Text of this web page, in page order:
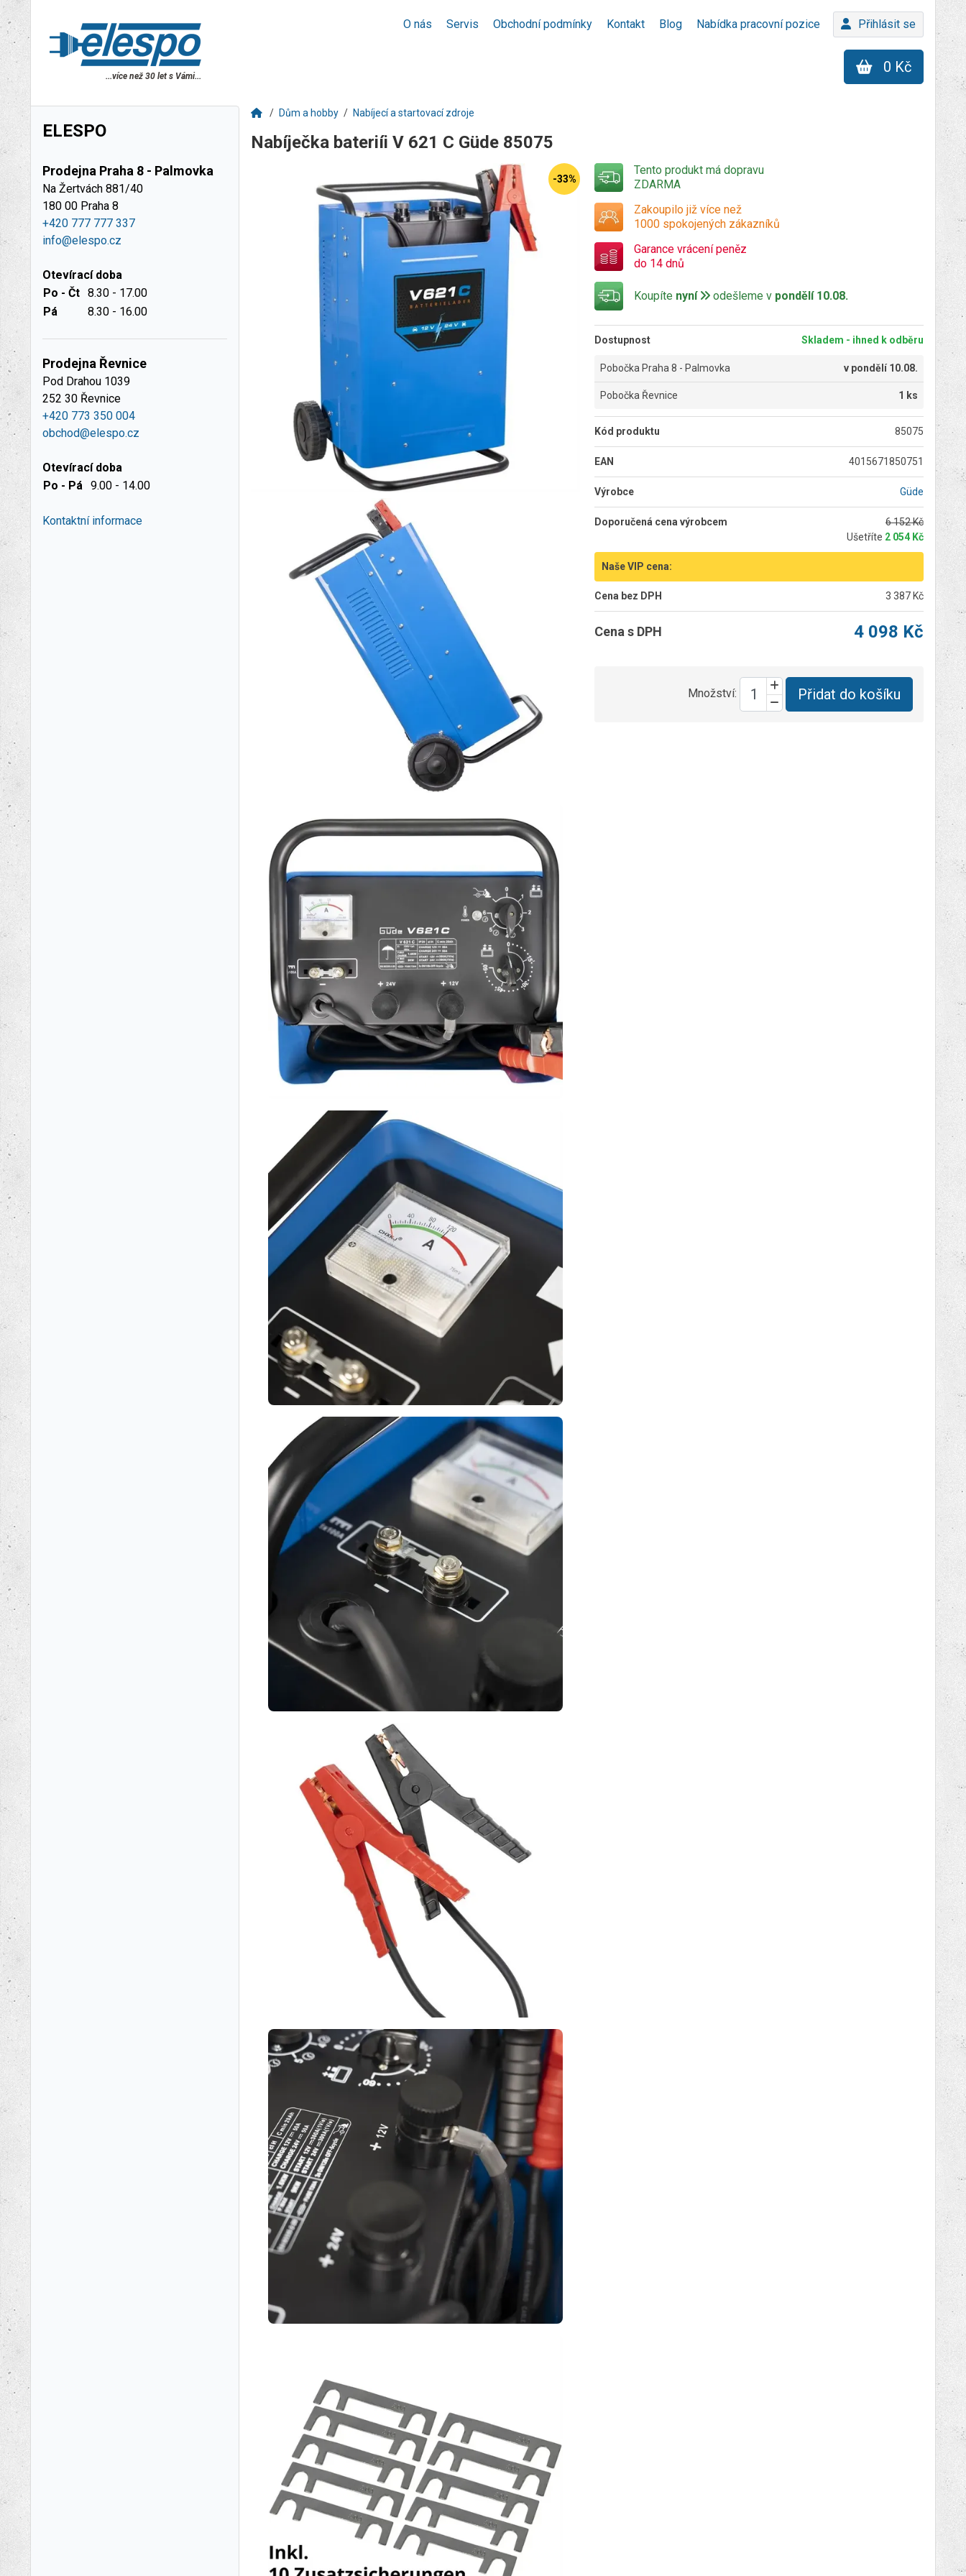
O nás Servis Obchodní podmínky Kontakt Blog Nabídka pracovní pozice Přihlásit se
...více než 30 let s Vámi...
0 Kč
ELESPO
Prodejna Praha 8 - Palmovka
Na Žertvách 881/40
180 00 Praha 8
+420 777 777 337
info@elespo.cz
Otevírací doba
Po - Čt 8.30 - 17.00
Pá
8.30 - 16.00
Prodejna Řevnice
Pod Drahou 1039
252 30 Řevnice
+420 773 350 004
obchod@elespo.cz
Otevírací doba
Po - Pá 9.00 - 14.00
Kontaktní informace
Dům a hobby Nabíjecí a startovací zdroje
Nabíječka bateriíi V 621 C Güde 85075
-33%
Tento produkt má dopravu
ZDARMA
Zakoupilo již více než
1000 spokojených zákazníků
Garance vrácení peněz
do 14 dnů
Koupíte nyní odešleme v pondělí 10.08.
Dostupnost Skladem - ihned k odběru
Pobočka Praha 8 - Palmovka v pondělí 10.08.
Pobočka Řevnice 1 ks
Kód produktu 85075
EAN 4015671850751
Výrobce Güde
Doporučená cena výrobcem
6 152 Kč
Ušetříte 2 054 Kč
Naše VIP cena:
Cena bez DPH 3 387 Kč
Cena s DPH 4 098 Kč
Množství: Přidat do košíku